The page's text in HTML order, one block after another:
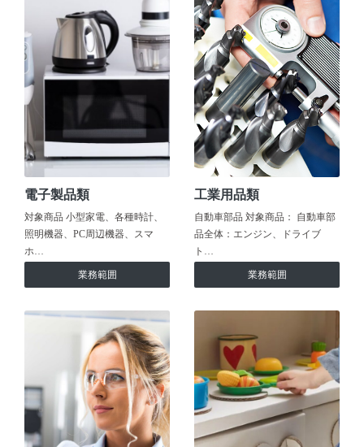
電子製品類
対象商品 小型家電、各種時計、
照明機器、PC周辺機器、スマ
ホ…
業務範囲
工業用品類
自動車部品 対象商品： 自動車部
品全体：エンジン、ドライブ
ト…
業務範囲